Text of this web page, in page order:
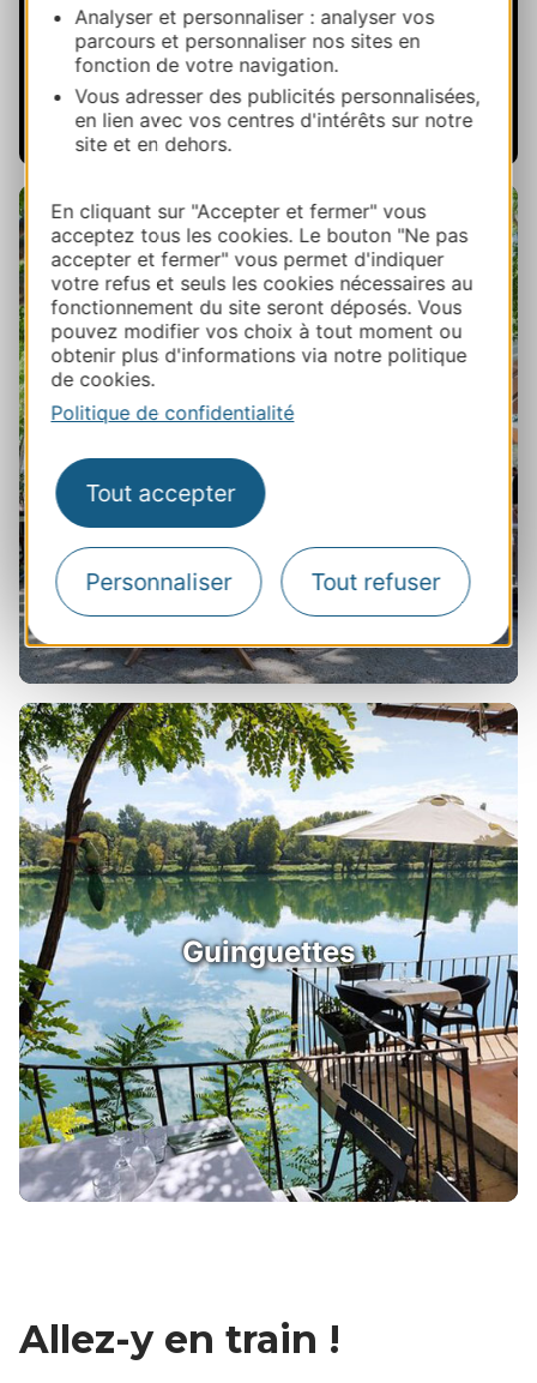
Analyser et personnaliser : analyser vos
parcours et personnaliser nos sites en
fonction de votre navigation.
Vous adresser des publicités personnalisées,
en lien avec vos centres d'intérêts sur notre
site et en dehors.
En cliquant sur "Accepter et fermer" vous
acceptez tous les cookies. Le bouton "Ne pas
accepter et fermer" vous permet d'indiquer
votre refus et seuls les cookies nécessaires au
fonctionnement du site seront déposés. Vous
pouvez modifier vos choix à tout moment ou
obtenir plus d'informations via notre politique
de cookies.
Politique de confidentialité
Tout accepter
Personnaliser Tout refuser
Bars à vins
Guinguettes
Allez-y en train !